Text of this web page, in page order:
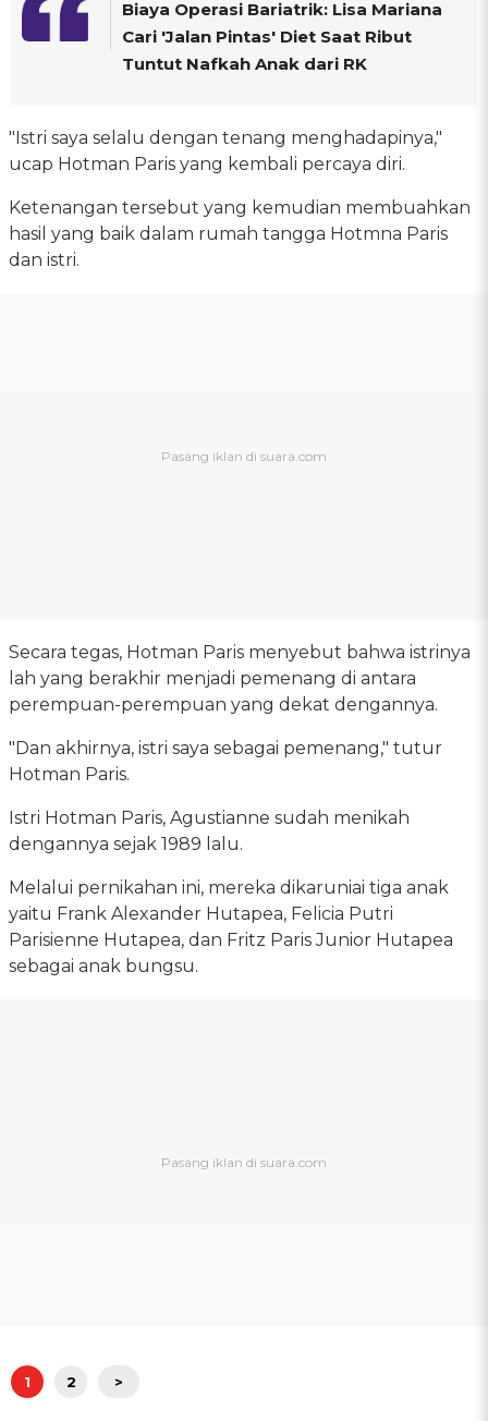
Biaya Operasi Bariatrik: Lisa Mariana
Cari 'Jalan Pintas' Diet Saat Ribut
Tuntut Nafkah Anak dari RK
"Istri saya selalu dengan tenang menghadapinya,"
ucap Hotman Paris yang kembali percaya diri.
Ketenangan tersebut yang kemudian membuahkan
hasil yang baik dalam rumah tangga Hotmna Paris
dan istri.
Secara tegas, Hotman Paris menyebut bahwa istrinya
lah yang berakhir menjadi pemenang di antara
perempuan-perempuan yang dekat dengannya.
"Dan akhirnya, istri saya sebagai pemenang," tutur
Hotman Paris.
Istri Hotman Paris, Agustianne sudah menikah
dengannya sejak 1989 lalu.
Melalui pernikahan ini, mereka dikaruniai tiga anak
yaitu Frank Alexander Hutapea, Felicia Putri
Parisienne Hutapea, dan Fritz Paris Junior Hutapea
sebagai anak bungsu.
1 2 >